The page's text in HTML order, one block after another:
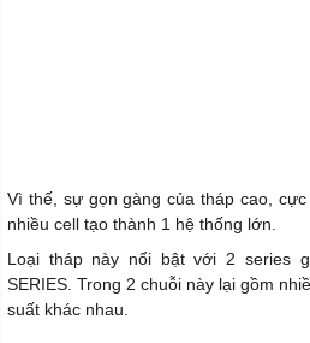
Vì thế, sự gọn gàng của tháp cao,
nhiều cell tạo thành 1 hệ thống lớn.
Loại tháp này nổi bật với 2 series
SERIES. Trong 2 chuỗi này lại gồm
suất khác nhau.